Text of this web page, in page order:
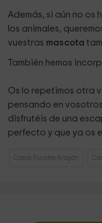
Además, si aún no os
los animales,
vuestras mascota
También hemos
Os lo repetimos otra
pensando en
disfrutéis de una
perfecto y que ya os
Casas Rurales Aragón